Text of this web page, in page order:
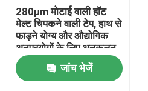
फैक्टरी यात्रा
गुणवत्ता नियंत्रण
हमसे संपर्क करें
280μm मोटाई वाली हॉट
मेल्ट चिपकने वाली टेप, हाथ से
फाड़ने योग्य और औद्योगिक
अनुप्रयोगों के लिए अनुकूलन
योग्य चौड़ाई के साथ
जांच भेजें